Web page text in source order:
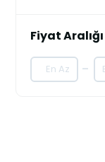
Fiyat Aralığı
-